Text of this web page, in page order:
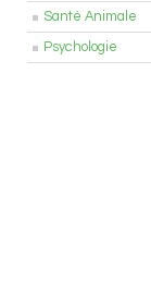
Santé Animale
Psychologie